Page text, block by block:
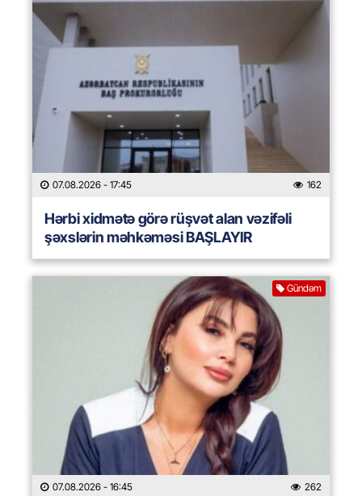
07.08.2026 - 17:45 162
Hərbi xidmətə görə rüşvət alan vəzifəli
şəxslərin məhkəməsi BAŞLAYIR
Gündəm
07.08.2026 - 16:45 262